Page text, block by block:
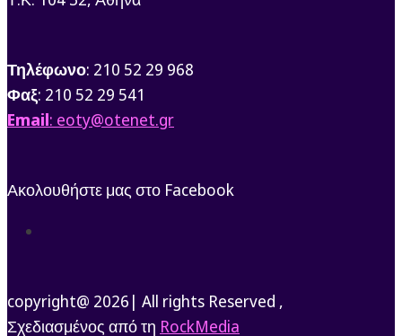
Τηλέφωνο: 210 52 29 968
Φαξ: 210 52 29 541
Email: eoty@otenet.gr
Ακολουθήστε μας στο Facebook
copyright@ 2026| All rights Reserved ,
Σχεδιασμένος από τη RockMedia